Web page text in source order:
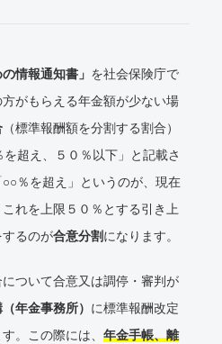
情報通知書」 を社会保険庁で
がもらえる年金額が少ない場
（標準報酬額を分割する割合）
超え、５０％以下」と記載さ
％を超え」というのが、現在
れを上限５０％とする引き上
るのが合意分割になります。
ついて合意又は調停・審判が
年金事務所） に標準報酬改定
。この際には、 年金手帳、離